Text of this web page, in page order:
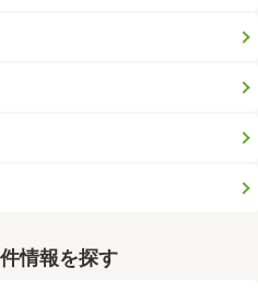
情報を探す